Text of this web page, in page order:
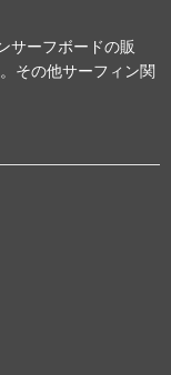
サーフボードの販
その他サーフィン関